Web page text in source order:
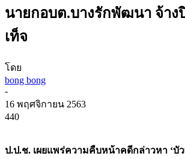
นายกอบต.บางรักพัฒนา จ้าง
เท็จ
โดย
bong bong
-
16 พฤศจิกายน 2563
440
ป.ป.ช. เผยแพร่ความคืบหน้าคดีกล่าวหา ‘บั